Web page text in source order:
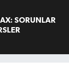
SORUNLAR